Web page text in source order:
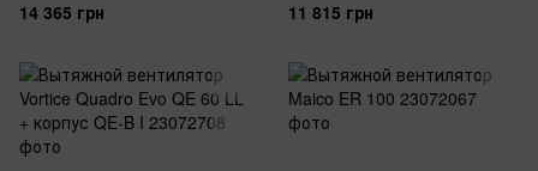
14 365 грн 11 815 грн